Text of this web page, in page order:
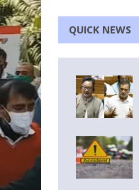
QUICK NEWS